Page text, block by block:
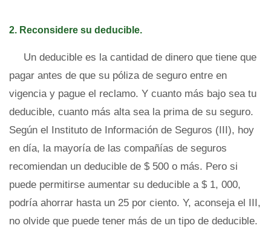
2. Reconsidere su deducible.
Un deducible es la cantidad de dinero que tiene que
pagar antes de que su póliza de seguro entre en
vigencia y pague el reclamo. Y cuanto más bajo sea tu
deducible, cuanto más alta sea la prima de su seguro.
Según el Instituto de Información de Seguros (III), hoy
en día, la mayoría de las compañías de seguros
recomiendan un deducible de $ 500 o más. Pero si
puede permitirse aumentar su deducible a $ 1, 000,
podría ahorrar hasta un 25 por ciento. Y, aconseja el III,
no olvide que puede tener más de un tipo de deducible.